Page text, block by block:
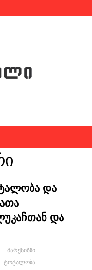
და
და
ᲛᲐᲠᲥᲡᲘᲖᲛᲘ
ᲢᲝᲢᲐᲚᲝᲑᲐ